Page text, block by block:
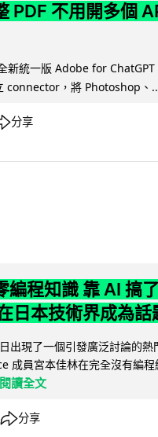
PDF 不用開多個
新統一版 Adobe for ChatGPT
connector，將 Photoshop、
分享
編程知識 靠 AI 搞
日本技術界成為話
出現了一個引發廣泛討論的熱
成員宮本佳林在完全沒有編
閱讀全文
分享